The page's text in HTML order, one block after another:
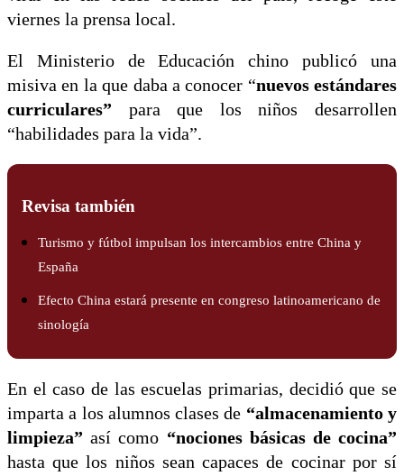
viernes la prensa local.
El Ministerio de Educación chino publicó una
misiva en la que daba a conocer “nuevos estándares
curriculares” para que los niños desarrollen
“habilidades para la vida”.
Revisa también
Turismo y fútbol impulsan los intercambios entre China y
España
Efecto China estará presente en congreso latinoamericano de
sinología
En el caso de las escuelas primarias, decidió que se
imparta a los alumnos clases de “almacenamiento y
limpieza” así como “nociones básicas de cocina”
hasta que los niños sean capaces de cocinar por sí